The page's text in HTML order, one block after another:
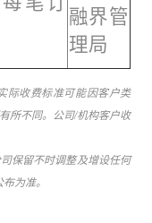
融界管
理局
际收费标准可能因客户类
所不同。公司/机构客户收
保留不时调整及增设任何
为准。